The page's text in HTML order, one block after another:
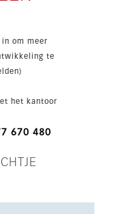
buitenleven.
de kust en
beschikt
en een
benadrukt.
om meer
te
het kantoor
670 480